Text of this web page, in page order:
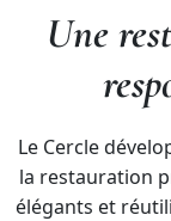
Une
Le Cercle
la restauration
élégants et